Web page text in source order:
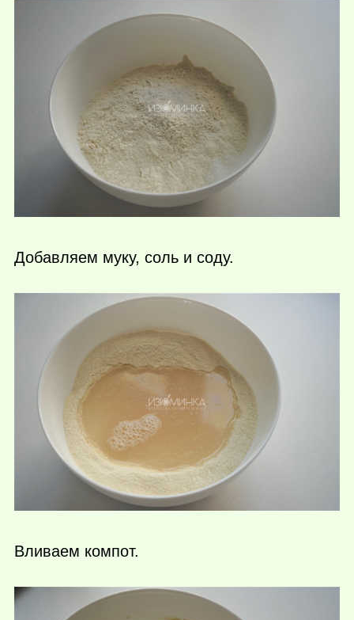
Добавляем муку, соль и соду.
Вливаем компот.